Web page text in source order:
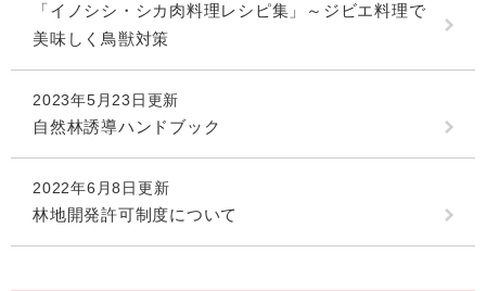
「イノシシ・シカ肉料理レシピ集」～ジビエ料理で
美味しく鳥獣対策
2023年5月23日更新
自然林誘導ハンドブック
2022年6月8日更新
林地開発許可制度について